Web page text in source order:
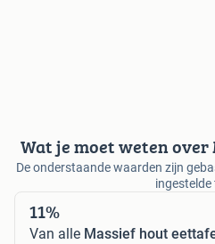
Wat je moet weten
De onderstaande waarden zijn
ingestelde
11%
Van alle Massief hout